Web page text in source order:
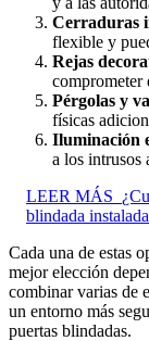
Cerraduras
flexible y
Rejas
comprometer
Pérgolas y
físicas
Iluminación
a los intrusos
LEER MÁS
blindada
Cada una de estas
mejor elección
combinar varias de
un entorno más
puertas blindadas.